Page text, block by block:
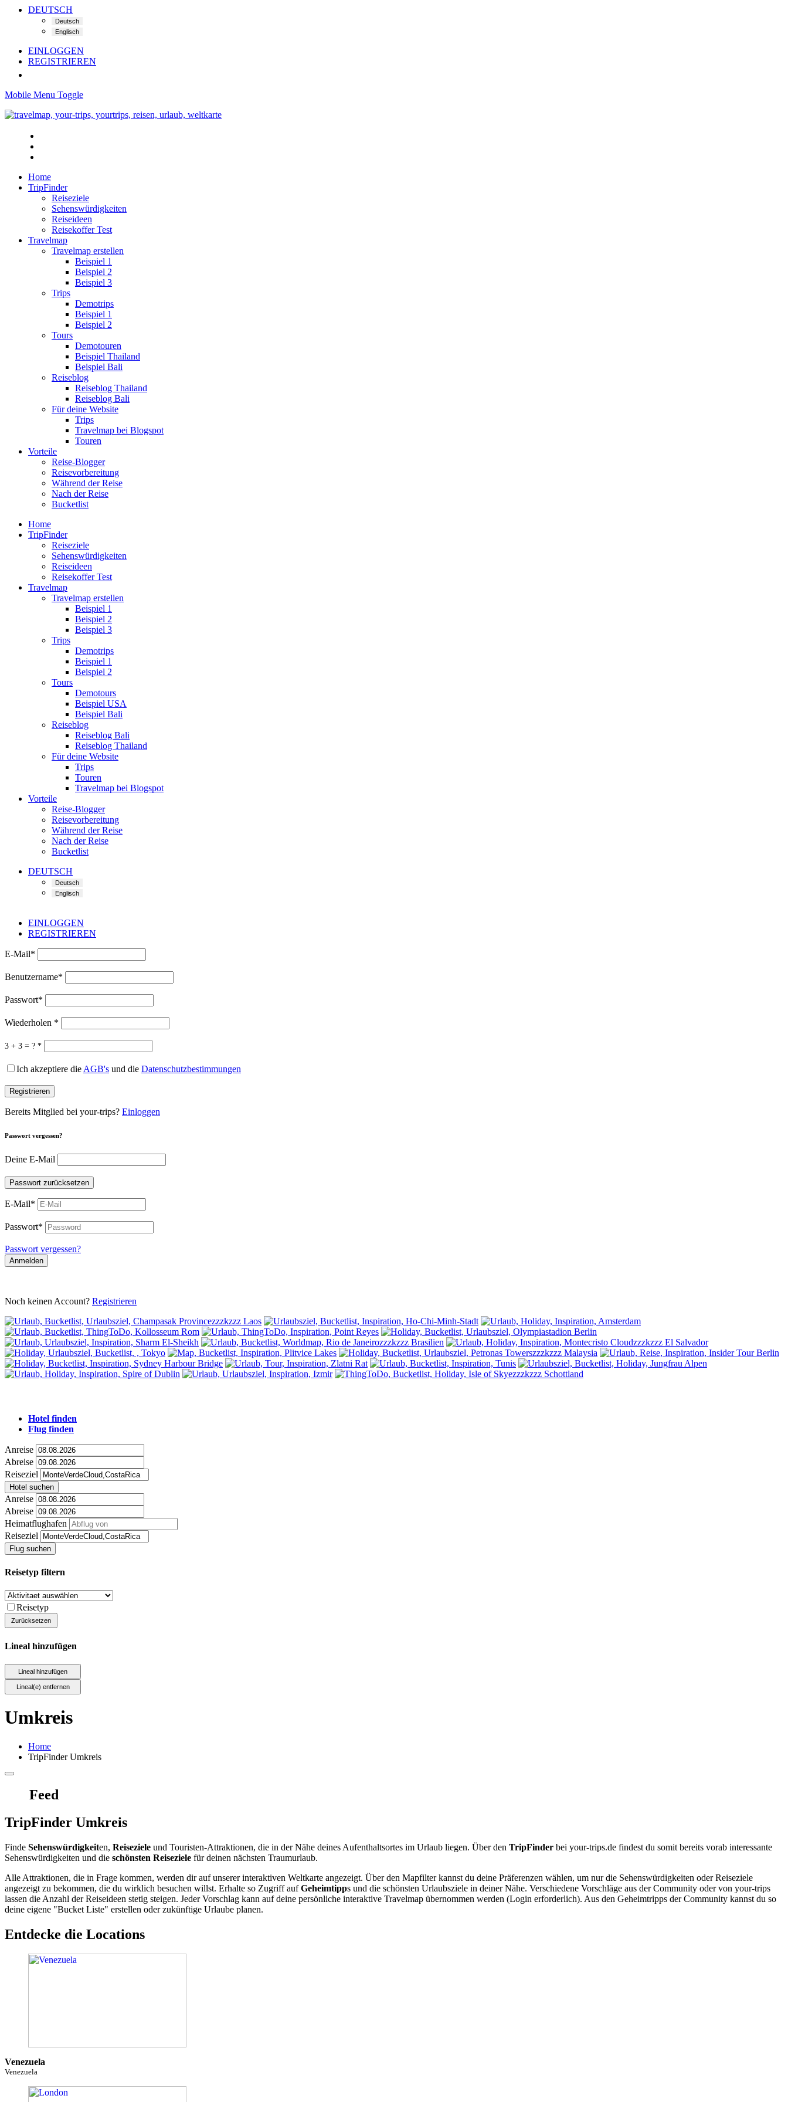
DEUTSCH
EINLOGGEN
REGISTRIEREN
Mobile Menu Toggle
Home
TripFinder
Reiseziele
Sehenswürdigkeiten
Reiseideen
Reisekoffer Test
Travelmap
Travelmap erstellen
Beispiel 1
Beispiel 2
Beispiel 3
Trips
Demotrips
Beispiel 1
Beispiel 2
Tours
Demotouren
Beispiel Thailand
Beispiel Bali
Reiseblog
Reiseblog Thailand
Reiseblog Bali
Für deine Website
Trips
Travelmap bei Blogspot
Touren
Vorteile
Reise-Blogger
Reisevorbereitung
Während der Reise
Nach der Reise
Bucketlist
Home
TripFinder
Reiseziele
Sehenswürdigkeiten
Reiseideen
Reisekoffer Test
Travelmap
Travelmap erstellen
Beispiel 1
Beispiel 2
Beispiel 3
Trips
Demotrips
Beispiel 1
Beispiel 2
Tours
Demotours
Beispiel USA
Beispiel Bali
Reiseblog
Reiseblog Bali
Reiseblog Thailand
Für deine Website
Trips
Touren
Travelmap bei Blogspot
Vorteile
Reise-Blogger
Reisevorbereitung
Während der Reise
Nach der Reise
Bucketlist
DEUTSCH
EINLOGGEN
REGISTRIEREN
E-Mail*
Benutzername*
Passwort*
Wiederholen *
3 + 3 = ? *
Ich akzeptiere die AGB's und die Datenschutzbestimmungen
Registrieren
Bereits Mitglied bei your-trips? Einloggen
Passwort vergessen?
Deine E-Mail
Passwort zurücksetzen
E-Mail*
Passwort*
Passwort vergessen?
Anmelden
Noch keinen Account? Registrieren
Hotel finden
Flug finden
Anreise
Abreise
Reiseziel
Hotel suchen
Anreise
Abreise
Heimatflughafen
Reiseziel
Flug suchen
Reisetyp filtern
Reisetyp
Lineal hinzufügen
Umkreis
Home
TripFinder Umkreis
Feed
TripFinder Umkreis
Finde Sehenswürdigkeiten, Reiseziele und Touristen-Attraktionen, die in der Nähe deines Aufenthaltsortes im Urlaub liegen. Über den TripFinder bei your-trips.de findest du somit bereits vorab interessante
Sehenswürdigkeiten und die schönsten Reiseziele für deinen nächsten Traumurlaub.
Alle Attraktionen, die in Frage kommen, werden dir auf unserer interaktiven Weltkarte angezeigt. Über den Mapfilter kannst du deine Präferenzen wählen, um nur die Sehenswürdigkeiten oder Reiseziele
angezeigt zu bekommen, die du wirklich besuchen willst. Erhalte so Zugriff aufGeheimtipps und die schönsten Urlaubsziele in deiner Nähe. Verschiedene Vorschläge aus der Community oder von your-trips
lassen die Anzahl der Reiseideen stetig steigen. Jeder Vorschlag kann auf deine persönliche interaktive Travelmap übernommen werden (Login erforderlich). Aus den Geheimtripps der Community kannst du so
deine eigene "Bucket Liste" erstellen oder zukünftige Urlaube planen.
Entdecke die Locations
Venezuela
Venezuela